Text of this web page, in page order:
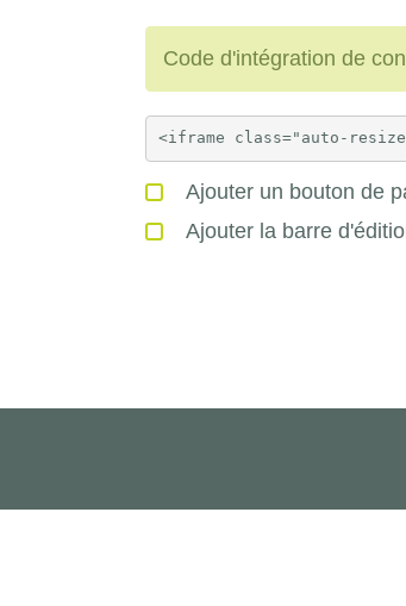
Code d'intégration de
Ajouter un bouton de
Ajouter la barre